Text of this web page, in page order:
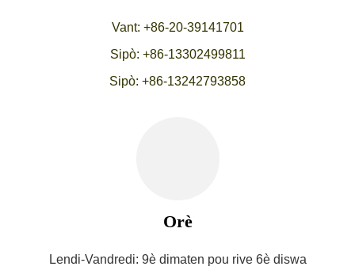
Vant: +86-20-39141701
Sipò: +86-13302499811
Sipò: +86-13242793858
Orè
Lendi-Vandredi: 9è dimaten pou rive 6è diswa